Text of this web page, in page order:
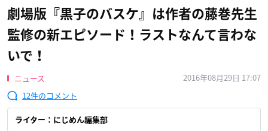
劇場版『黒子のバスケ』は作者の藤巻先生
監修の新エピソード！ラストなんて言わな
いで！
ニュース
2016年08月29日 17:07
12
ライター：にじめん編集部